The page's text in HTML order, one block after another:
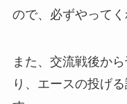
ので、必ずやってく
また、交流戦後か
り、エースの投げ